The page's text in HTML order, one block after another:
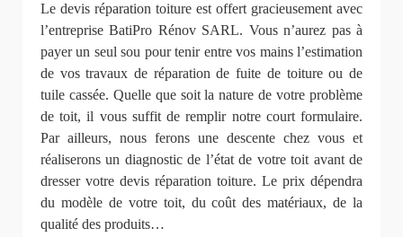
Le devis réparation toiture est offert gracieusement avec
l’entreprise BatiPro Rénov SARL. Vous n’aurez pas à
payer un seul sou pour tenir entre vos mains l’estimation
de vos travaux de réparation de fuite de toiture ou de
tuile cassée. Quelle que soit la nature de votre problème
de toit, il vous suffit de remplir notre court formulaire.
Par ailleurs, nous ferons une descente chez vous et
réaliserons un diagnostic de l’état de votre toit avant de
dresser votre devis réparation toiture. Le prix dépendra
du modèle de votre toit, du coût des matériaux, de la
qualité des produits…